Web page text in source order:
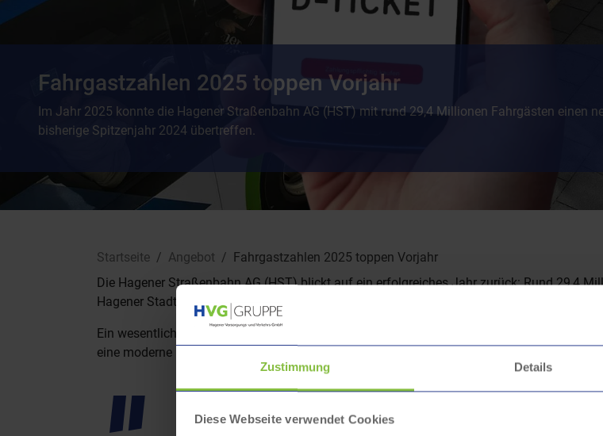
Zustimmung Details
Diese Webseite verwendet Cookies
Fahrgastzahlen 2025 toppen Vorjahr
Im Jahr 2025 konnte die Hagener Straßenbahn AG (HST) mit rund 29,4 Millionen Fahrgästen einen
bisherige Spitzenjahr 2024 übertreffen.
Sie sind hier:
Startseite Angebot
Fahrgastzahlen 2025 toppen Vorjahr
Die Hagener Straßenbahn AG (HST) blickt auf ein erfolgreiches Jahr zurück: Rund 29,4
Hagener Stadtgebiet. Damit übertrifft die HST sogar das bisherige Rekordjahr 2024 mit
Ein wesentlicher Erfolgsfaktor ist das gut ausgebaute und attraktive Linienangebot.
eine moderne und nachhaltige Busflotte.